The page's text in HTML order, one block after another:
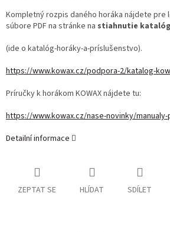
Kompletný rozpis daného horáka nájdete pre
súbore PDF na stránke na stiahnutie
(ide o katalóg-horáky-a-príslušenstvo).
https://www.kowax.cz/podpora-2/katalog-
Príručky k horákom KOWAX nájdete tu:
https://www.kowax.cz/nase-novinky/
Detailní informace
ZEPTAT SE HLÍDAT SDÍLET